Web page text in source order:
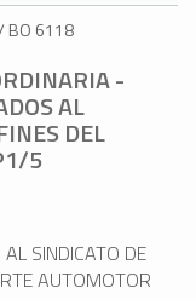
BO 6118
-
AL
DEL
5
SINDICATO DE
AUTOMOTOR